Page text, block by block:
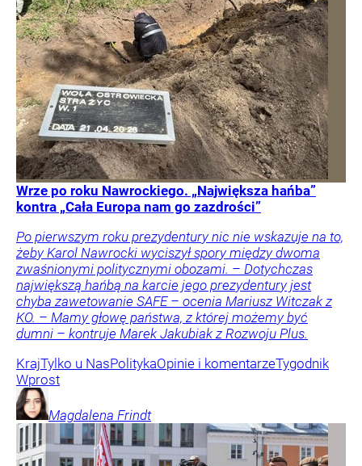
Wrze po roku Nawrockiego. „Największa hańba”
kontra „Cała Europa nam go zazdrości”
Po pierwszym roku prezydentury nic nie wskazuje na to,
żeby Karol Nawrocki wyciszył spory między dwoma
zwaśnionymi politycznymi obozami. – Dotychczas
największą hańbą na karcie jego prezydentury jest
chyba zawetowanie SAFE – ocenia Mariusz Witczak z
KO. – Mamy głowę państwa, z której możemy być
dumni – kontruje Marek Jakubiak z Rozwoju Plus.
KrajTylko u NasPolitykaOpinie i komentarzeTygodnik
Wprost
Magdalena Frindt